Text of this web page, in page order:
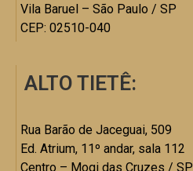
Vila Baruel – São Paulo / SP
CEP: 02510-040
ALTO TIETÊ:
Rua Barão de Jaceguai, 509
Ed. Atrium, 11º andar, sala 112
Centro – Mogi das Cruzes / SP